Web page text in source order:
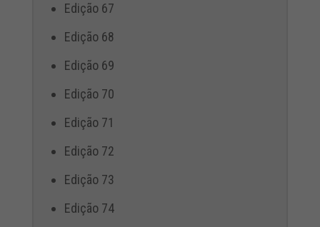
Edição 67
Edição 68
Edição 69
Edição 70
Edição 71
Edição 72
Edição 73
Edição 74